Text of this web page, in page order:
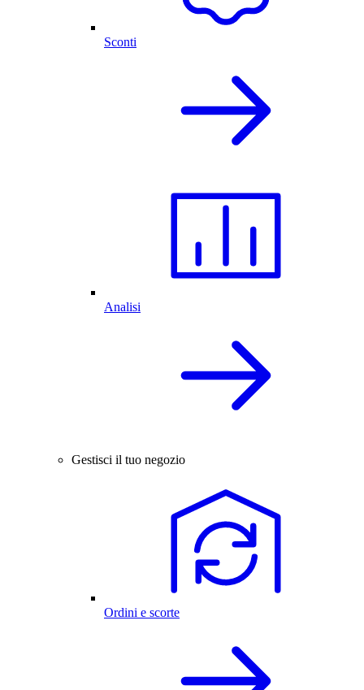
Sconti
Analisi
Gestisci il tuo negozio
Ordini e scorte